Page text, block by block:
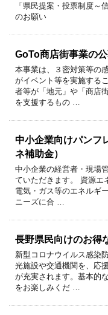
「県民提案・投票制度～
のお願い
GoTo商店街事業の
本事業は、３密対策等の
がイベント等を実施する
者等が「地元」や「商店
を支援するもの …
中小企業向けパンフ
ネ補助金）
中小企業の経営者・現場
ていただきます。 資源エ
電気・ガス等のエネルギ
ニーズに合 …
長野県民向けのお得
新型コロナウイルス感染
光施設や交通機関を、応
が充実されます。基本的
をお楽しみくだ …